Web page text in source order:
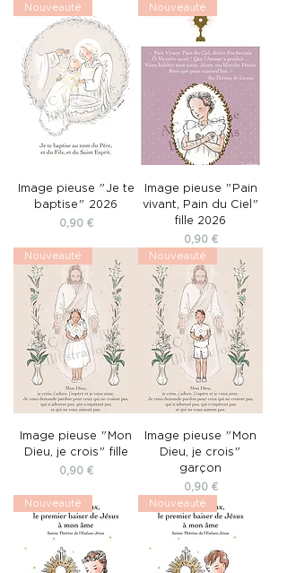
Nouveauté
Image pieuse "Je te
baptise" 2026
Prix
0,90 €
Nouveauté
Image pieuse "Pain
vivant, Pain du Ciel"
fille 2026
Prix
0,90 €
Nouveauté
Image pieuse "Mon
Dieu, je crois" fille
Prix
0,90 €
Nouveauté
Image pieuse "Mon
Dieu, je crois"
garçon
Prix
0,90 €
Nouveauté Nouveauté